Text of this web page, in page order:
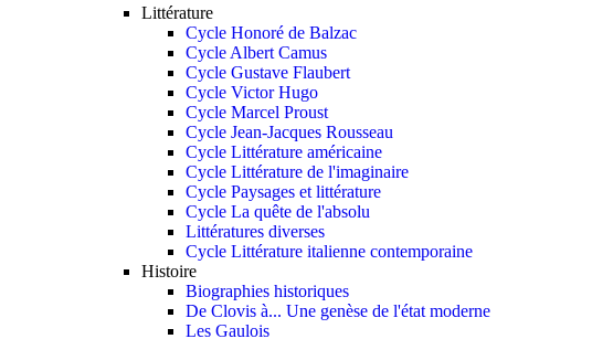
Littérature
Cycle Honoré de Balzac
Cycle Albert Camus
Cycle Gustave Flaubert
Cycle Victor Hugo
Cycle Marcel Proust
Cycle Jean-Jacques Rousseau
Cycle Littérature américaine
Cycle Littérature de l'imaginaire
Cycle Paysages et littérature
Cycle La quête de l'absolu
Littératures diverses
Cycle Littérature italienne contemporaine
Histoire
Biographies historiques
De Clovis à... Une genèse de l'état moderne
Les Gaulois